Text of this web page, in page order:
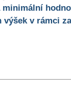
v rámci